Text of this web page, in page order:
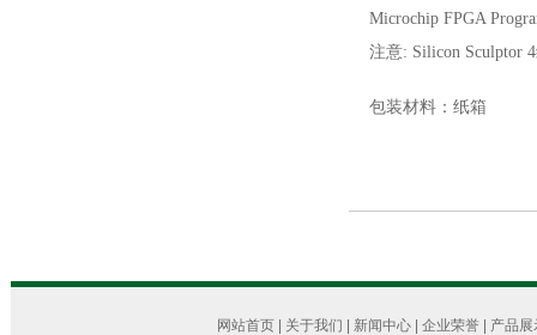
Microchip FPGA
注意: Silicon Sculptor 4
包装材料：纸箱
网站首页 关于我们 新闻中心 企业荣誉
产品展